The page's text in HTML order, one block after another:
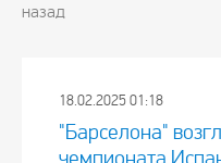
назад
18.02.2025 01:18
"Барселона"